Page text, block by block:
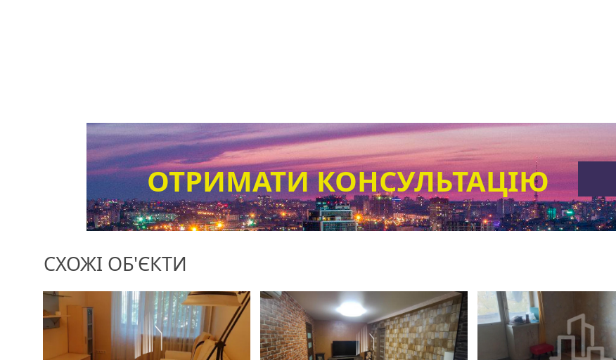
ОТРИМАТИ КОНСУЛЬТАЦІЮ
СХОЖІ ОБ'ЄКТИ